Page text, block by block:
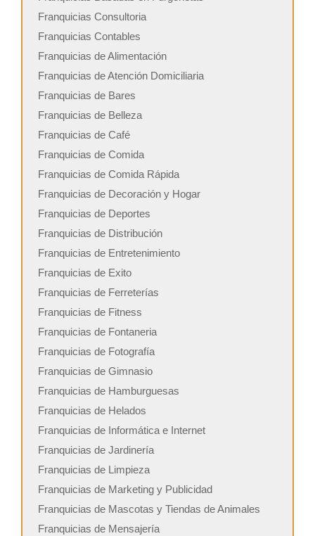
Franquicias Consultoria
Franquicias Contables
Franquicias de Alimentación
Franquicias de Atención Domiciliaria
Franquicias de Bares
Franquicias de Belleza
Franquicias de Café
Franquicias de Comida
Franquicias de Comida Rápida
Franquicias de Decoración y Hogar
Franquicias de Deportes
Franquicias de Distribución
Franquicias de Entretenimiento
Franquicias de Exito
Franquicias de Ferreterías
Franquicias de Fitness
Franquicias de Fontaneria
Franquicias de Fotografía
Franquicias de Gimnasio
Franquicias de Hamburguesas
Franquicias de Helados
Franquicias de Informática e Internet
Franquicias de Jardinería
Franquicias de Limpieza
Franquicias de Marketing y Publicidad
Franquicias de Mascotas y Tiendas de Animales
Franquicias de Mensajería